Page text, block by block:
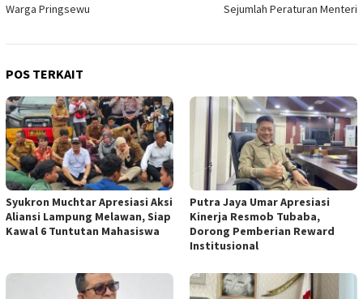
Warga Pringsewu
Sejumlah Peraturan Menteri
POS TERKAIT
Syukron Muchtar Apresiasi Aksi
Aliansi Lampung Melawan, Siap
Kawal 6 Tuntutan Mahasiswa
Putra Jaya Umar Apresiasi
Kinerja Resmob Tubaba,
Dorong Pemberian Reward
Institusional